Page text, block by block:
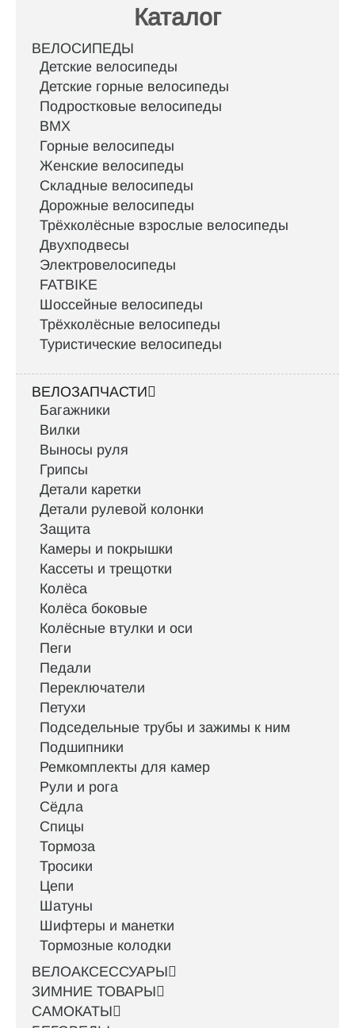
Каталог
ВЕЛОСИПЕДЫ
Детские велосипеды
Детские горные велосипеды
Подростковые велосипеды
BMX
Горные велосипеды
Женские велосипеды
Складные велосипеды
Дорожные велосипеды
Трёхколёсные взрослые велосипеды
Двухподвесы
Электровелосипеды
FATBIKE
Шоссейные велосипеды
Трёхколёсные велосипеды
Туристические велосипеды
ВЕЛОЗАПЧАСТИ
Багажники
Вилки
Выносы руля
Грипсы
Детали каретки
Детали рулевой колонки
Защита
Камеры и покрышки
Кассеты и трещотки
Колёса
Колёса боковые
Колёсные втулки и оси
Пеги
Педали
Переключатели
Петухи
Подседельные трубы и зажимы к ним
Подшипники
Ремкомплекты для камер
Рули и рога
Сёдла
Спицы
Тормоза
Тросики
Цепи
Шатуны
Шифтеры и манетки
Тормозные колодки
ВЕЛОАКСЕССУАРЫ
ЗИМНИЕ ТОВАРЫ
САМОКАТЫ